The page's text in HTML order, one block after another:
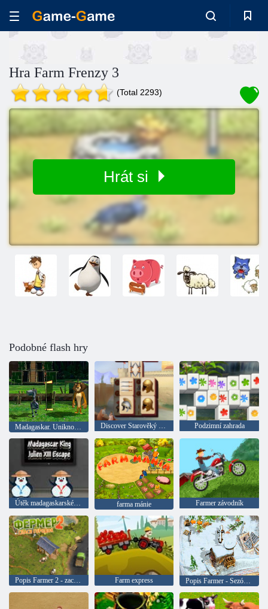
Hra Farm Frenzy 3
(Total 2293)
Hrát si
Podobné flash hry
Madagaskar. Uniknout z Afriky 2 Discover Starověký Řím Podzimní zahrada
Útěk madagaskarského krále Juliena XIII farma mánie Farmer závodník
Popis Farmer 2 - zachránit vesnici Farm express Popis Farmer - Sezóna 3